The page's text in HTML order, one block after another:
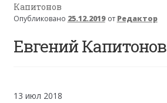
Все о ротанге
Ротанг оптом
Капитонов
Опубликовано 25.12.2019 от Редактор
Евгений Капитонов
13 июл 2018